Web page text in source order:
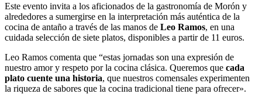
Este evento invita a los aficionados de la gastronomía de Morón y
alrededores a sumergirse en la interpretación más auténtica de la
cocina de antaño a través de las manos de Leo Ramos, en una
cuidada selección de siete platos, disponibles a partir de 11 euros.
Leo Ramos comenta que “estas jornadas son una expresión de
nuestro amor y respeto por la cocina clásica. Queremos que cada
plato cuente una historia, que nuestros comensales experimenten
la riqueza de sabores que la cocina tradicional tiene para ofrecer».